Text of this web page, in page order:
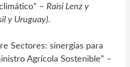
– Raisi Lenz y
y Uruguay).
Sectores: sinergias para
Agrícola Sostenible” –